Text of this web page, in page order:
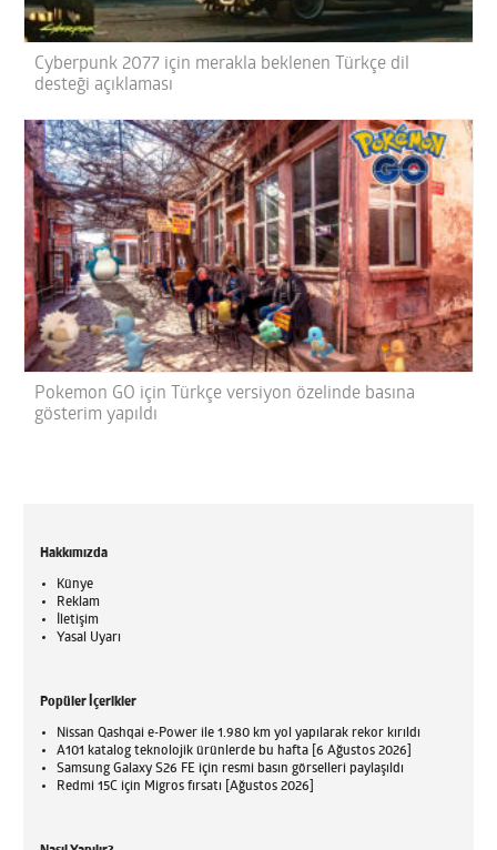
Cyberpunk 2077 için merakla beklenen Türkçe dil
desteği açıklaması
Pokemon GO için Türkçe versiyon özelinde basına
gösterim yapıldı
Hakkımızda
Künye
Reklam
İletişim
Yasal Uyarı
Popüler İçerikler
Nissan Qashqai e-Power ile 1.980 km yol yapılarak rekor kırıldı
A101 katalog teknolojik ürünlerde bu hafta [6 Ağustos 2026]
Samsung Galaxy S26 FE için resmi basın görselleri paylaşıldı
Redmi 15C için Migros fırsatı [Ağustos 2026]